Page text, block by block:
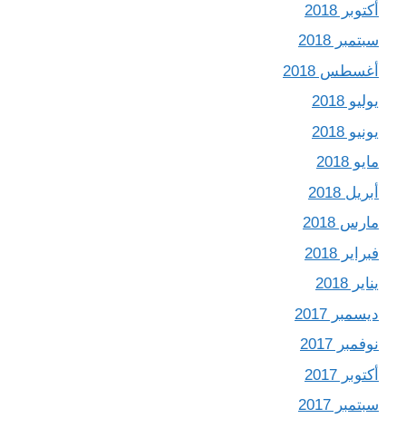
أكتوبر 2018
سبتمبر 2018
أغسطس 2018
يوليو 2018
يونيو 2018
مايو 2018
أبريل 2018
مارس 2018
فبراير 2018
يناير 2018
ديسمبر 2017
نوفمبر 2017
أكتوبر 2017
سبتمبر 2017